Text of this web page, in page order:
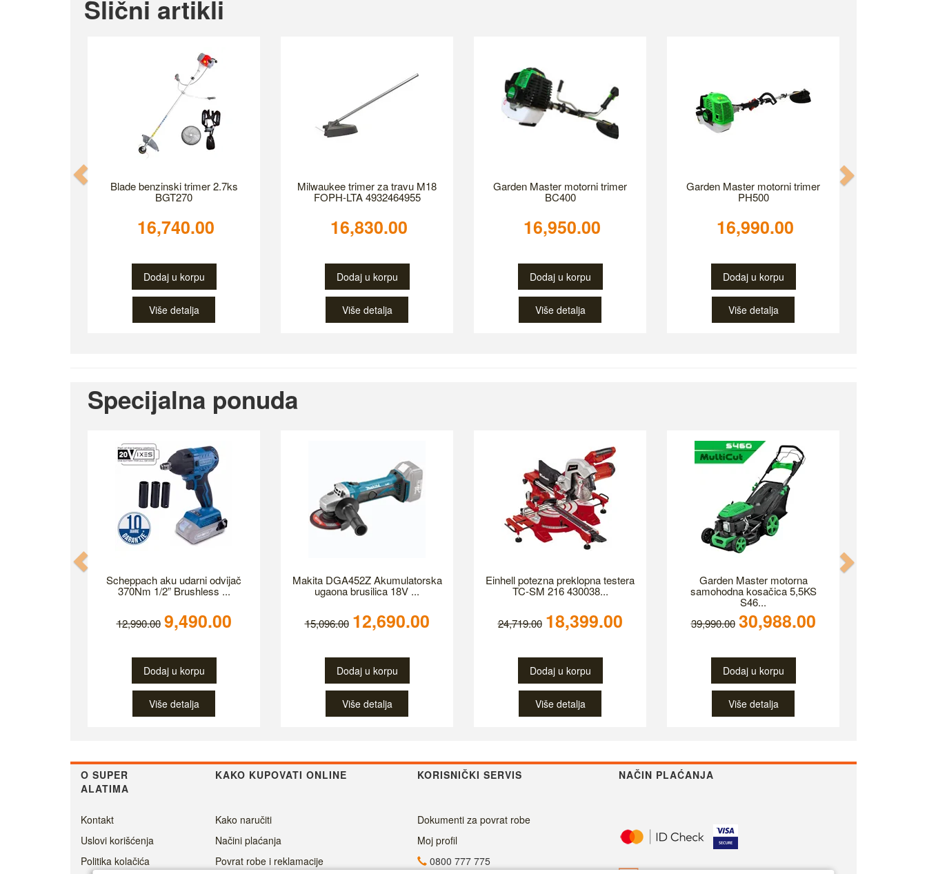
Slični artikli
Blade benzinski trimer 2.7ks
BGT270
16,740.00
Dodaj u korpu
Više detalja
Milwaukee trimer za travu M18
FOPH-LTA 4932464955
16,830.00
Dodaj u korpu
Više detalja
Garden Master motorni trimer
BC400
16,950.00
Dodaj u korpu
Više detalja
Garden Master motorni trimer
PH500
16,990.00
Dodaj u korpu
Više detalja
Specijalna ponuda
Scheppach aku udarni odvijač
370Nm 1/2” Brushless ...
12,990.00 9,490.00
Dodaj u korpu
Više detalja
Makita DGA452Z Akumulatorska
ugaona brusilica 18V ...
15,096.00 12,690.00
Dodaj u korpu
Više detalja
Einhell potezna preklopna testera
TC-SM 216 430038...
24,719.00 18,399.00
Dodaj u korpu
Više detalja
Garden Master motorna
samohodna kosačica 5,5KS
S46...
39,990.00 30,988.00
Dodaj u korpu
Više detalja
O SUPER
ALATIMA
KAKO KUPOVATI ONLINE KORISNIČKI SERVIS NAČIN PLAĆANJA
Kontakt
Uslovi korišćenja
Politika kolačića
Kako naručiti
Načini plaćanja
Povrat robe i reklamacije
Dokumenti za povrat robe
Moj profil
0800 777 775